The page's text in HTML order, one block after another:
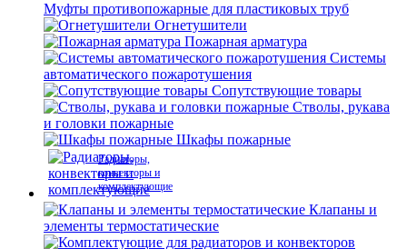
Муфты противопожарные для пластиковых труб
Огнетушители
Пожарная арматура
Системы
автоматического пожаротушения
Сопутствующие товары
Стволы, рукава
и головки пожарные
Шкафы пожарные
Радиаторы,
конвекторы и
комплектующие
Клапаны и
элементы термостатические